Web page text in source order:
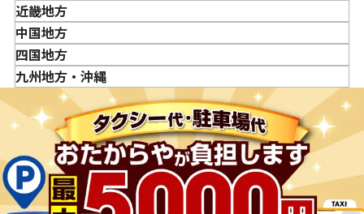
宮城県
秋田県
山形県
福島県
神奈川県
埼玉県
千葉県
茨城県
栃木県
群馬県
新潟県
富山県
石川県
山梨県
長野県
岐阜県
静岡県
愛知県
近畿地方
三重県
滋賀県
京都府
兵庫県
奈良県
和歌山県
中国地方
鳥取県
島根県
広島県
山口県
四国地方
徳島県
愛媛県
九州地方・沖縄
佐賀県
長崎県
熊本県
大分県
宮崎県